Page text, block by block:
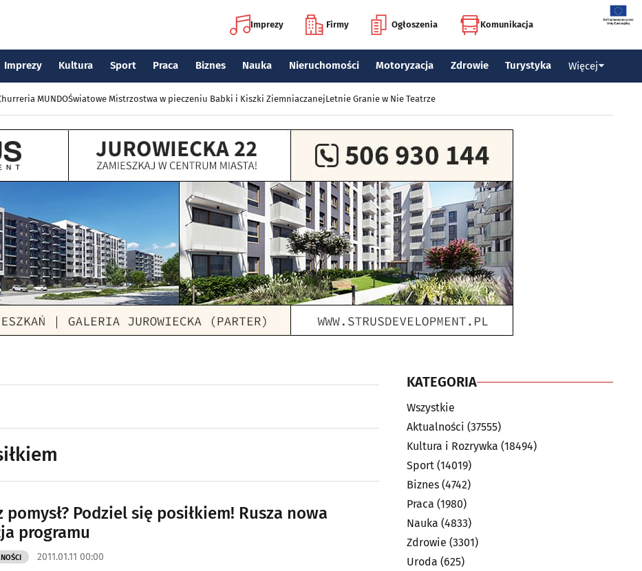
Imprezy Firmy Ogłoszenia Komunikacja
Imprezy Kultura Sport Praca Biznes Nauka Nieruchomości Motoryzacja Zdrowie Turystyka Więcej
MUNDOŚwiatowe Mistrzostwa w pieczeniu Babki i Kiszki ZiemniaczanejLetnie Granie w Nie Teatrze
pomysł? Podziel się posiłkiem! Rusza nowa
programu
2011.01.11 00:00
KATEGORIA
Wszystkie
Aktualności (37555)
Kultura i Rozrywka (18494)
Sport (14019)
Biznes (4742)
Praca (1980)
Nauka (4833)
Zdrowie (3301)
Uroda (625)